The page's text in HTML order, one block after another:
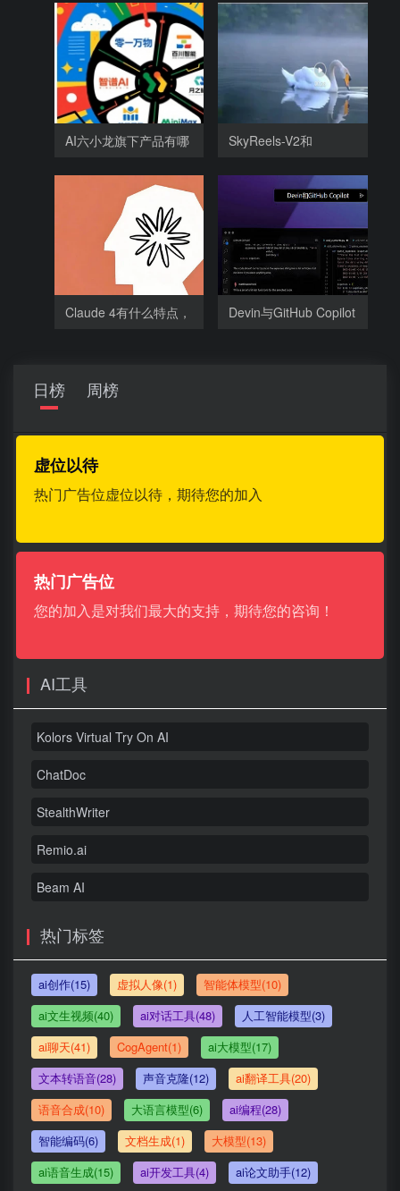
AI六小龙旗下产品有哪
SkyReels-V2和
Claude 4有什么特点，
Devin与GitHub Copilot
日榜 周榜
虚位以待
热门广告位虚位以待，期待您的加入
热门广告位
您的加入是对我们最大的支持，期待您的咨询！
AI工具
Kolors Virtual Try On AI
ChatDoc
StealthWriter
Remio.ai
Beam AI
热门标签
ai创作(15) 虚拟人像(1)
智能体模型(10)
ai文生视频(40)
ai对话工具(48)
人工智能模型(3)
ai聊天(41)
CogAgent(1)
ai大模型(17)
文本转语音(28)
声音克隆(12)
ai翻译工具(20)
语音合成(10)
大语言模型(6)
ai编程(28)
智能编码(6)
文档生成(1)
大模型(13)
ai语音生成(15)
ai开发工具(4) ai论文助手(12)